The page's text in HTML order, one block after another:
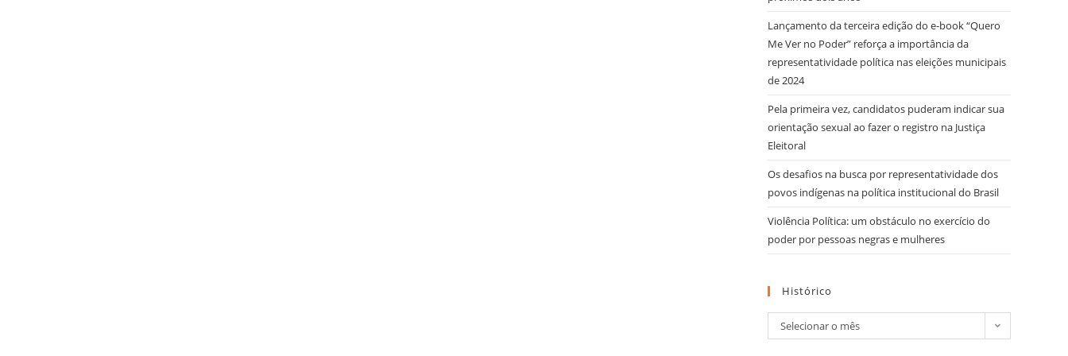
Lançamento da terceira edição do e-book “Quero
Me Ver no Poder” reforça a importância da
representatividade política nas eleições municipais
de 2024
Pela primeira vez, candidatos puderam indicar sua
orientação sexual ao fazer o registro na Justiça
Eleitoral
Os desafios na busca por representatividade dos
povos indígenas na política institucional do Brasil
Violência Política: um obstáculo no exercício do
poder por pessoas negras e mulheres
Histórico
Selecionar o mês